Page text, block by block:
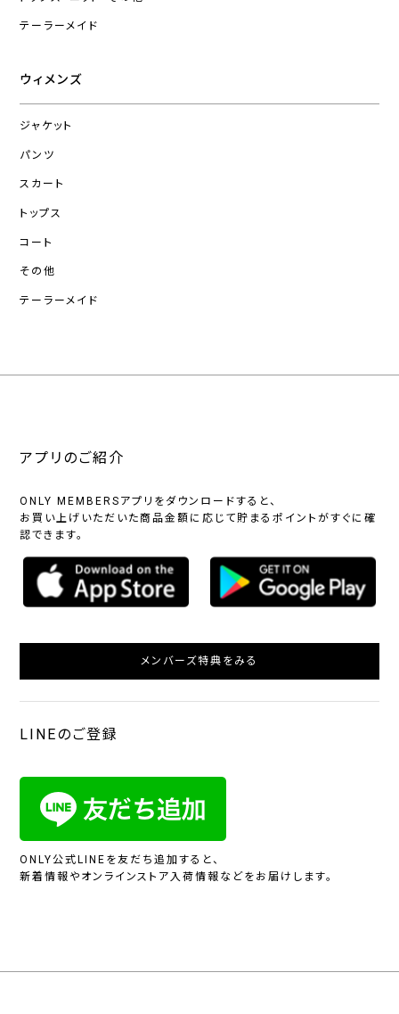
テーラーメイド
ウィメンズ
ジャケット
パンツ
スカート
トップス
コート
その他
テーラーメイド
アプリのご紹介
ONLY MEMBERSアプリをダウンロードすると、
お買い上げいただいた商品金額に応じて貯まるポイントがすぐに確
認できます。
メンバーズ特典をみる
LINEのご登録
ONLY公式LINEを友だち追加すると、
新着情報やオンラインストア入荷情報などをお届けします。